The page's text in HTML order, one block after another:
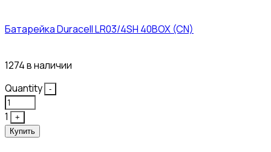
Батарейка Duracell LR03/4SH 40BOX (CN)
1274 в наличии
Quantity
-
1
+
Купить